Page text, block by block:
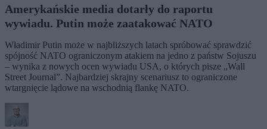
Amerykańskie media dotarły do raportu
wywiadu. Putin może zaatakować NATO
Władimir Putin może w najbliższych latach spróbować sprawdzić
spójność NATO ograniczonym atakiem na jedno z państw Sojuszu
– wynika z nowych ocen wywiadu USA, o których pisze „Wall
Street Journal”. Najbardziej skrajny scenariusz to ograniczone
wtargnięcie lądowe na wschodnią flankę NATO.